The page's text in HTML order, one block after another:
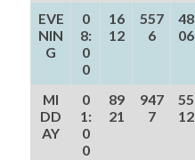
EVE
NIN
G
0
8:
0
0
16
12
557
6
48
06
MI
DD
AY
0
1:
0
0
89
21
947
7
55
12